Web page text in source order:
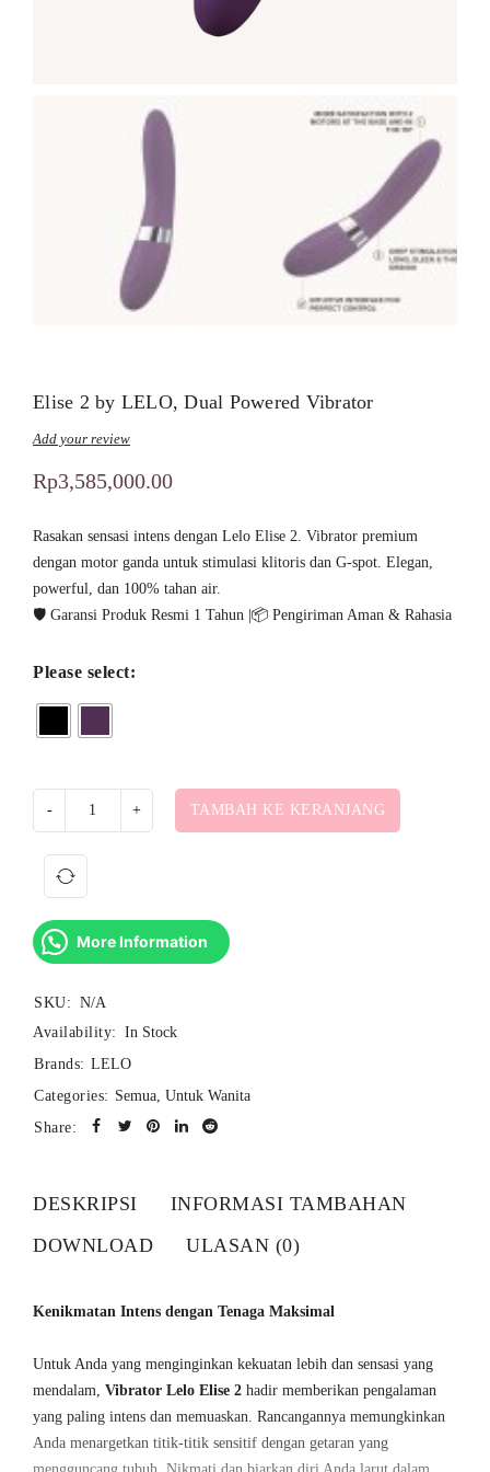
Elise 2 by LELO, Dual Powered Vibrator
Add your review
Rp3,585,000.00
Rasakan sensasi intens dengan Lelo Elise 2. Vibrator premium
dengan motor ganda untuk stimulasi klitoris dan G-spot. Elegan,
powerful, dan 100% tahan air.
🛡️ Garansi Produk Resmi 1 Tahun |📦 Pengiriman Aman & Rahasia
Please select:
TAMBAH KE KERANJANG
More Information
SKU: N/A
Availability: In Stock
Brands: LELO
Categories: Semua, Untuk Wanita
Share:
DESKRIPSI
INFORMASI TAMBAHAN
DOWNLOAD
ULASAN (0)
Kenikmatan Intens dengan Tenaga Maksimal
Untuk Anda yang menginginkan kekuatan lebih dan sensasi yang
mendalam, Vibrator Lelo Elise 2 hadir memberikan pengalaman
yang paling intens dan memuaskan. Rancangannya memungkinkan
Anda menargetkan titik-titik sensitif dengan getaran yang